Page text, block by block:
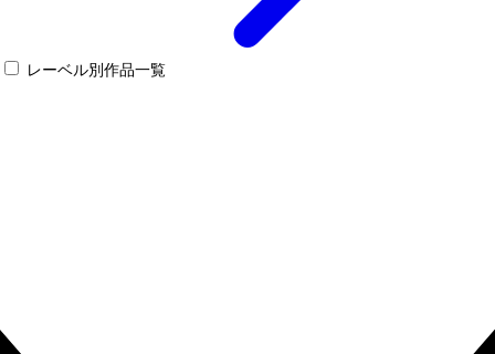
レーベル別作品一覧